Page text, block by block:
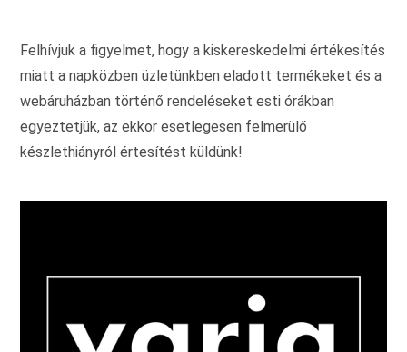
Felhívjuk a figyelmet, hogy a kiskereskedelmi értékesítés
miatt a napközben üzletünkben eladott termékeket és a
webáruházban történő rendeléseket esti órákban
egyeztetjük, az ekkor esetlegesen felmerülő
készlethiányról értesítést küldünk!